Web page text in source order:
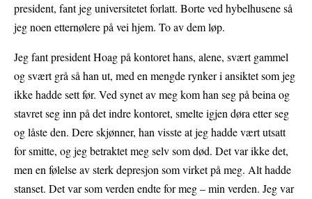
president, fant jeg universitetet forlatt. Borte ved hybelhusene så
jeg noen etternølere på vei hjem. To av dem løp.
Jeg fant president Hoag på kontoret hans, alene, svært gammel
og svært grå så han ut, med en mengde rynker i ansiktet som jeg
ikke hadde sett før. Ved synet av meg kom han seg på beina og
stavret seg inn på det indre kontoret, smelte igjen døra etter seg
og låste den. Dere skjønner, han visste at jeg hadde vært utsatt
for smitte, og jeg betraktet meg selv som død. Det var ikke det,
men en følelse av sterk depresjon som virket på meg. Alt hadde
stanset. Det var som verden endte for meg – min verden. Jeg var